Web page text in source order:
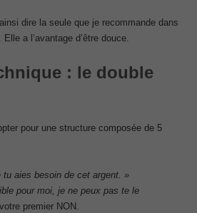
dire la seule que je recommande dans
a l’avantage d’être douce.
: le double
pour une structure composée de 5
tu aies besoin de cet argent. »
pour moi, je ne peux pas te le
premier NON.